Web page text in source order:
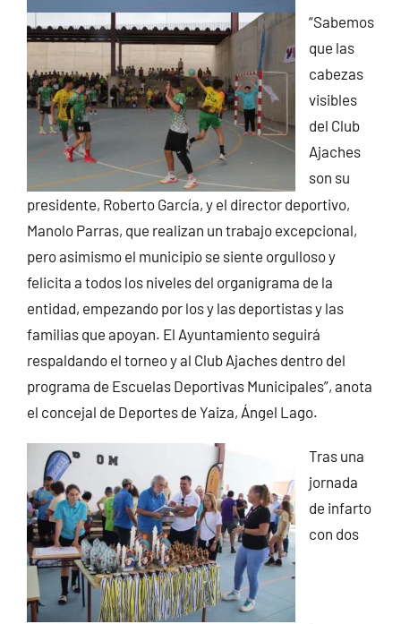
“Sabemos
que las
cabezas
visibles
del Club
Ajaches
son su
presidente, Roberto García, y el director deportivo,
Manolo Parras, que realizan un trabajo excepcional,
pero asimismo el municipio se siente orgulloso y
felicita a todos los niveles del organigrama de la
entidad, empezando por los y las deportistas y las
familias que apoyan. El Ayuntamiento seguirá
respaldando el torneo y al Club Ajaches dentro del
programa de Escuelas Deportivas Municipales”, anota
el concejal de Deportes de Yaiza, Ángel Lago.
Tras una
jornada
de infarto
con dos